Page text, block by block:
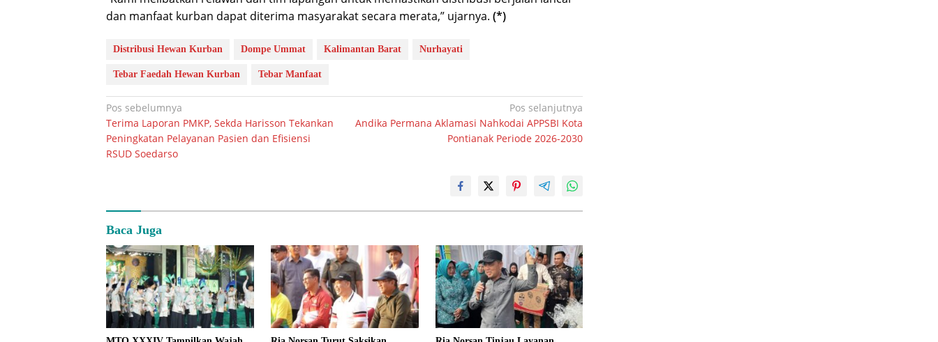
dan manfaat kurban dapat diterima masyarakat secara merata,” ujarnya. (*)
Distribusi Hewan Kurban Dompe Ummat Kalimantan Barat Nurhayati
Tebar Faedah Hewan Kurban Tebar Manfaat
Navigasi
pos
Pos sebelumnya
Terima Laporan PMKP, Sekda Harisson Tekankan
Peningkatan Pelayanan Pasien dan Efisiensi
RSUD Soedarso
Pos selanjutnya
Andika Permana Aklamasi Nahkodai APPSBI Kota
Pontianak Periode 2026-2030
Baca Juga